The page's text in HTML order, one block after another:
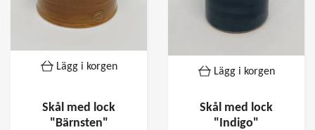
Lägg i korgen
Skål med lock
"Bärnsten"
Lägg i korgen
Skål med lock
"Indigo"